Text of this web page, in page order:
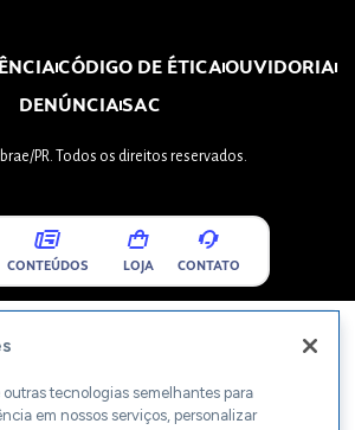
CÓDIGO DE ÉTICAOUVIDORIA
DENÚNCIASAC
PR. Todos os direitos reservados.
CONTEÚDOS LOJA CONTATO
outras tecnologias semelhantes para
em nossos serviços, personalizar